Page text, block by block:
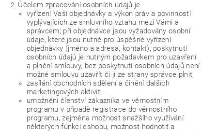
Účelem zpracování osobních údajů je
vyřízení Vaší objednávky a výkon práv a povinností
vyplývajících ze smluvního vztahu mezi Vámi a
správcem; při objednávce jsou vyžadovány osobní
údaje, které jsou nutné pro úspěšné vyřízení
objednávky (jméno a adresa, kontakt), poskytnutí
osobních údajů je nutným požadavkem pro uzavření
a plnění smlouvy, bez poskytnutí osobních údajů není
možné smlouvu uzavřít či jí ze strany správce plnit,
zasílání obchodních sdělení a činění dalších
marketingových aktivit,
umožnění členství zákazníka ve věrnostním
programu v případě registrace do věrnostního
programu, zejména možnost snažšího využívání
některých funkcí eshopu, možnost hodnotit a